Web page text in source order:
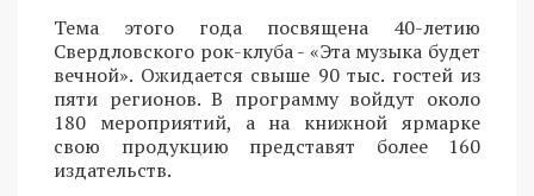
Тема этого года посвящена 40-летию
Свердловского рок-клуба - «Эта музыка будет
вечной». Ожидается свыше 90 тыс. гостей из
пяти регионов. В программу войдут около
180 мероприятий, а на книжной ярмарке
свою продукцию представят более 160
издательств.